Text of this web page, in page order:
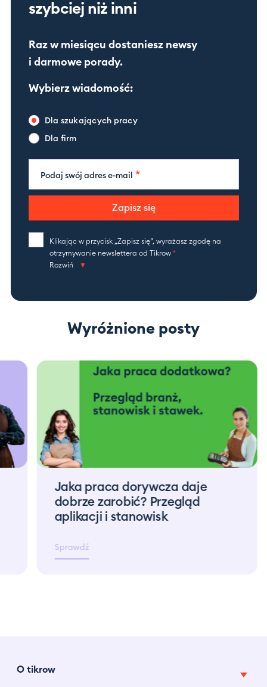
szybciej niż inni
Raz w miesiącu dostaniesz newsy
i darmowe porady.
Wybierz wiadomość:
Dla szukających pracy
Dla firm
Podaj swój adres e-mail *
Zapisz się
Klikając w przycisk „Zapisz się”, wyrażasz zgodę na
otrzymywanie newslettera od Tikrow *
Rozwiń
Wyróżnione posty
Jaka praca dorywcza daje
dobrze zarobić? Przegląd
aplikacji i stanowisk
Sprawdź
O tikrow